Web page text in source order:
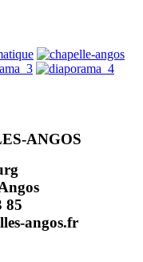
ANGOS
85
angos.fr